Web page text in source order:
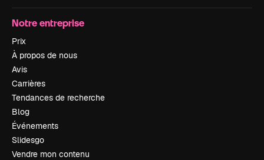
Notre entreprise
Prix
À propos de nous
Avis
Carrières
Tendances de recherche
Blog
Événements
Slidesgo
Vendre mon contenu